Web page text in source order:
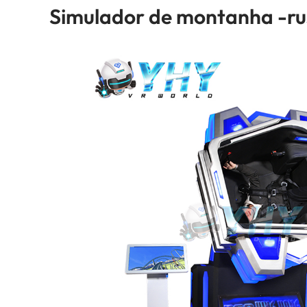
Simulador de montanha -